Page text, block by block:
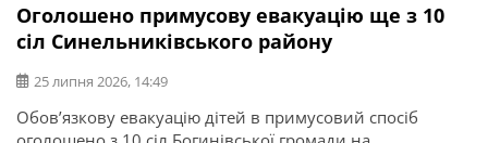
Оголошено примусову евакуацію ще з 10
сіл Синельниківського району
25 липня 2026, 14:49
Обов’язкову евакуацію дітей в примусовий спосіб